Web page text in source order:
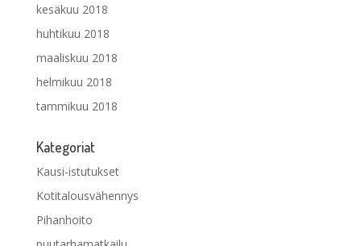
kesäkuu 2018
huhtikuu 2018
maaliskuu 2018
helmikuu 2018
tammikuu 2018
Kategoriat
Kausi-istutukset
Kotitalousvähennys
Pihanhoito